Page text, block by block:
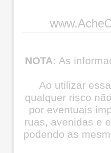
NOTA: As
Ao utilizar
qualquer risco
por eventuais
ruas, avenidas e
podendo as